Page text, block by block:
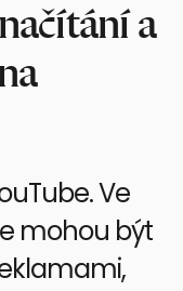
a
Ve
mohou být